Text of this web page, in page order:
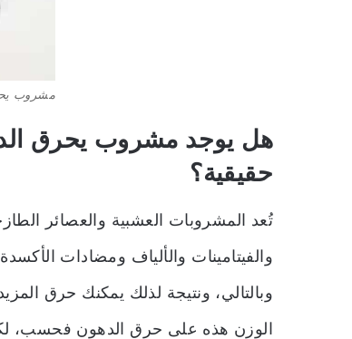
مشروب
هل يوجد مشروب يحرق
حقيقية؟
تُعد المشروبات العشبية والعصائر
والفيتامينات والألياف ومضادات
وبالتالي، ونتيجة لذلك يمكنك حرق
الوزن هذه على حرق الدهون فحسب،